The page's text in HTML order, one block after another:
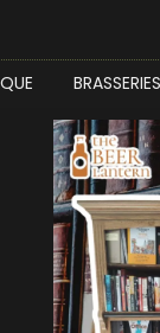
BRASSERIES